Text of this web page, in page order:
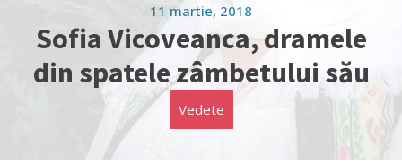
11 martie, 2018
Sofia Vicoveanca, dramele
din spatele zâmbetului său
Vedete